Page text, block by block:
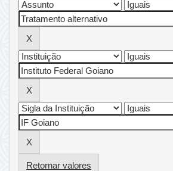
Retornar valores